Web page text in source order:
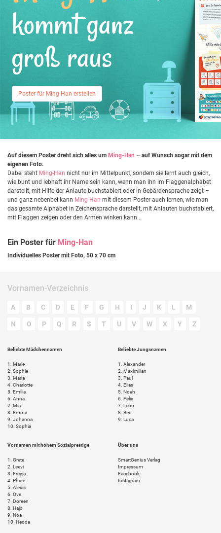
kommt ganz
groß raus
Poster für Ming-Han erstellen
Auf diesem Poster dreht sich alles um Ming-Han – auf Wunsch sogar mit dem
eigenen Foto.
Dabei steht Ming-Han nicht nur im Mittelpunkt, sondern sie lernt auch gleich,
wie bunt und lebhaft ihr Name sein kann, wenn man ihn im Flaggenalphabet
darstellt, mit Hilfe der Anlaute buchstabiert oder in Gebärdensprache zeigt –
und ganz nebenbei kann Ming-Han mit diesem Poster auch lernen, wie man
das gesamte Alphabet in Zeichensprache darstellt, mit Anlauten buchstabiert,
mit Flaggen zeigen oder den Armen winken kann...
Ein Poster für Ming-Han
Individuelles Poster mit Foto, 50 x 70 cm
Vornamen-Verzeichnis
A B C D E F G H I J K L M
N O P Q R S T U V W X Y Z
Beliebte Mädchennamen
1. Marie
2. Sophie
3. Maria
4. Charlotte
5. Emilia
6. Anna
7. Mia
8. Emma
9. Johanna
10. Sophia
Beliebte Jungsnamen
1. Alexander
2. Maximilian
3. Paul
4. Elias
5. Noah
6. Felix
7. Leon
8. Ben
9. Luca
Vornamen mit hohem Sozialprestige
1. Grete
2. Leevi
3. Freyja
4. Phine
5. Alexis
6. Ove
7. Doreen
8. Hajo
9. Noa
10. Hedda
Über uns
SmartGenius Verlag
Impressum
Facebook
Instagram